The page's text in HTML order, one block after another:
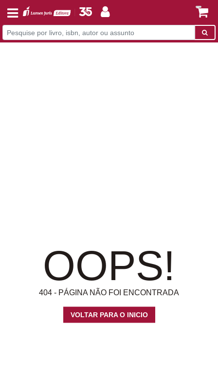
OOPS!
404 - PÁGINA NÃO FOI ENCONTRADA
VOLTAR PARA O INICIO